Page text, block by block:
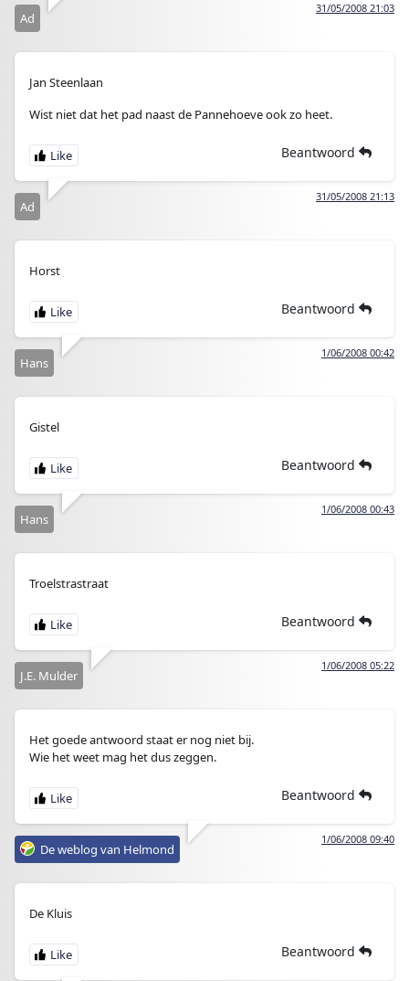
31/05/2008 21:03
Ad
Jan Steenlaan
Wist niet dat het pad naast de Pannehoeve ook zo heet.
Beantwoord
31/05/2008 21:13
Ad
Horst
Beantwoord
1/06/2008 00:42
Hans
Gistel
Beantwoord
1/06/2008 00:43
Hans
Troelstrastraat
Beantwoord
1/06/2008 05:22
J.E. Mulder
Het goede antwoord staat er nog niet bij.
Wie het weet mag het dus zeggen.
Beantwoord
1/06/2008 09:40
De weblog van Helmond
De Kluis
Beantwoord